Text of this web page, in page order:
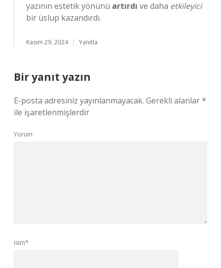
yazının estetik yönünü artırdı ve daha etkileyici
bir üslup kazandırdı.
Kasım 29, 2024 Yanıtla
Bir yanıt yazın
E-posta adresiniz yayınlanmayacak. Gerekli alanlar*
ile işaretlenmişlerdir
Yorum
İsim*